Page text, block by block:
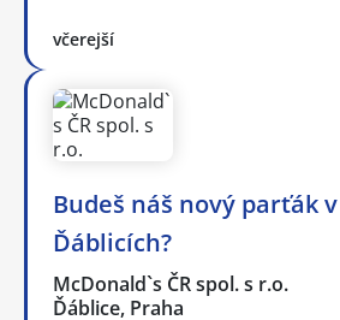
včerejší
Budeš náš nový parťák v
Ďáblicích?
McDonald`s ČR spol. s r.o.
Ďáblice, Praha